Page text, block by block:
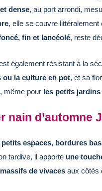
dense, au port arrondi,
, elle se couvre littéralement
fin et lancéolé, reste
également résistant à la
ou la culture en pot, et sa
, même pour les petits
nain d’automne
petits espaces, bordures
tardive, il apporte une
de vivaces aux côtés